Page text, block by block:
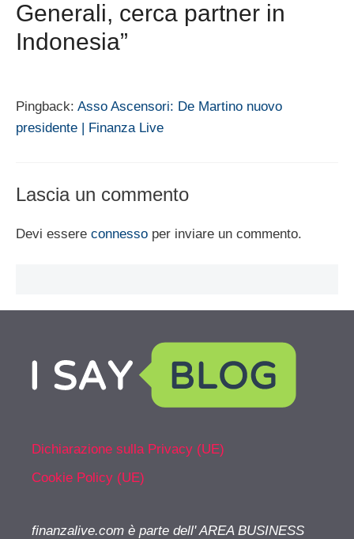
Generali, cerca partner in
Indonesia”
Pingback: Asso Ascensori: De Martino nuovo
presidente | Finanza Live
Lascia un commento
Devi essere connesso per inviare un commento.
Dichiarazione sulla Privacy (UE)
Cookie Policy (UE)
finanzalive.com è parte dell' AREA BUSINESS